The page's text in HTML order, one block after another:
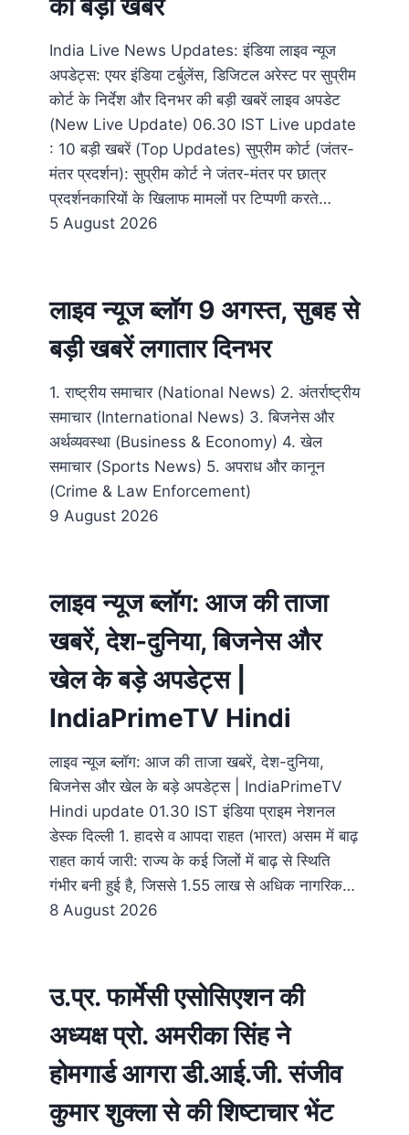
की बड़ी खबरें
India Live News Updates: इंडिया लाइव न्यूज
अपडेट्स: एयर इंडिया टर्बुलेंस, डिजिटल अरेस्ट पर सुप्रीम
कोर्ट के निर्देश और दिनभर की बड़ी खबरें लाइव अपडेट
(New Live Update) 06.30​ IST Live update
: 10 बड़ी खबरें (Top Updates) सुप्रीम कोर्ट (जंतर-
मंतर प्रदर्शन): सुप्रीम कोर्ट ने जंतर-मंतर पर छात्र
प्रदर्शनकारियों के खिलाफ मामलों पर टिप्पणी करते…
5 August 2026
लाइव न्यूज ब्लॉग 9 अगस्त, सुबह से
बड़ी खबरें लगातार दिनभर
1. राष्ट्रीय समाचार (National News) 2. अंतर्राष्ट्रीय
समाचार (International News) 3. बिजनेस और
अर्थव्यवस्था (Business & Economy) 4. खेल
समाचार (Sports News) 5. अपराध और कानून
(Crime & Law Enforcement)
9 August 2026
लाइव न्यूज ब्लॉग: आज की ताजा
खबरें, देश-दुनिया, बिजनेस और
खेल के बड़े अपडेट्स |
IndiaPrimeTV Hindi
लाइव न्यूज ब्लॉग: आज की ताजा खबरें, देश-दुनिया,
बिजनेस और खेल के बड़े अपडेट्स | IndiaPrimeTV
Hindi update 01.30 IST इंडिया प्राइम नेशनल
डेस्क दिल्ली 1. हादसे व आपदा राहत (भारत) असम में बाढ़
राहत कार्य जारी: राज्य के कई जिलों में बाढ़ से स्थिति
गंभीर बनी हुई है, जिससे 1.55 लाख से अधिक नागरिक…
8 August 2026
उ.प्र. फार्मेसी एसोसिएशन की
अध्यक्ष प्रो. अमरीका सिंह ने
होमगार्ड आगरा डी.आई.जी. संजीव
कुमार शुक्ला से की शिष्टाचार भेंट